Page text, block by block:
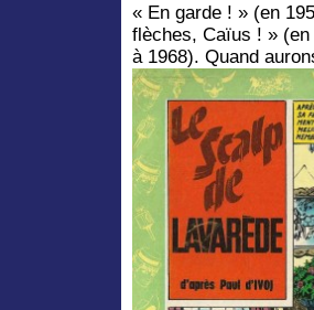
« En garde ! » (en
flèches, Caïus ! » (en
à 1968). Quand